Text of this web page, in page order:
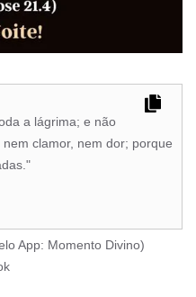
a lágrima; e não
clamor, nem dor; porque
App: Momento Divino)